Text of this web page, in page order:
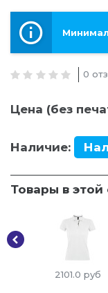
0
Цена (без
Наличие:
Товары в этой
2101.0 руб